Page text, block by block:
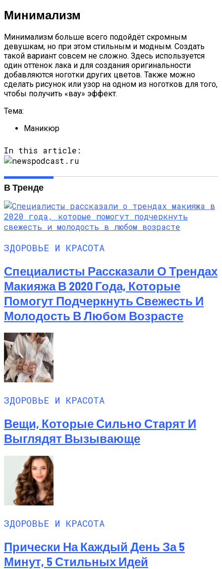
Минимализм
Минимализм больше всего подойдёт скромным
девушкам, но при этом стильным и модным. Создать
такой вариант совсем не сложно. Здесь используется
один оттенок лака и для создания оригинальности
добавляются ноготки других цветов. Также можно
сделать рисунок или узор на одном из ноготков для того,
чтобы получить «вау» эффект.
Тема:
Маникюр
In this article:
В Тренде
ЗДОРОВЬЕ И КРАСОТА
Специалисты Рассказали О Трендах
Макияжа В 2020 Года, Которые
Помогут Подчеркнуть Свежесть И
Молодость В Любом Возрасте
ЗДОРОВЬЕ И КРАСОТА
Вещи, Которые Сильно Старят И
Выглядят Вызывающе
ЗДОРОВЬЕ И КРАСОТА
Прически На Каждый День За 5
Минут, 5 Стильных Идей